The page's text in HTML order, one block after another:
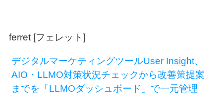
ferret [フェレット]
デジタルマーケティングツールUser Insight、
AIO・LLMO対策状況チェックから改善策提案
までを「LLMOダッシュボード」で一元管理